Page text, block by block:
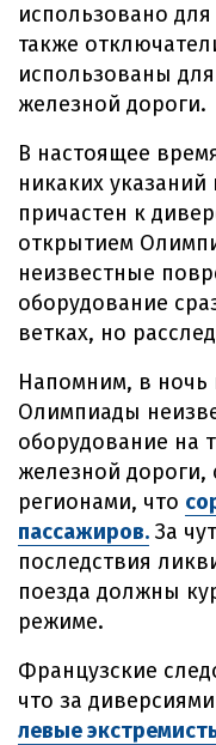
использовано
также
использованы
железной дороги.
В настоящее
никаких указаний
причастен к
открытием
неизвестные
оборудование
ветках, но
Напомним, в ночь
Олимпиады
оборудование на
железной
регионами, что
пассажиров. За
последствия
поезда должны
режиме.
Французские
что за
левые